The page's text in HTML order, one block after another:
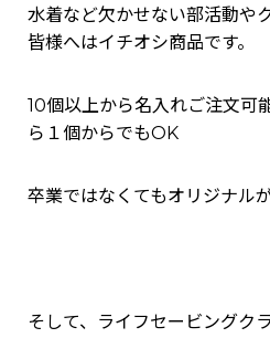
水着など欠かせない部活動や
皆様へはイチオシ商品です。
10個以上から名入れご注文
ら１個からでもOK
卒業ではなくてもオリジナル
そして、ライフセービングク